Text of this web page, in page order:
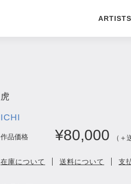
ARTISTS
虎
ICHI
作品価格 ¥80,000 （＋
在庫について 送料について 支